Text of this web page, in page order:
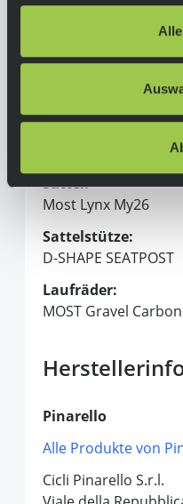
JAGUAR XA GR TICR
TIGER ALU AERO
Sattel:
Most Lynx My26
Sattelstütze:
D-SHAPE SEATPOST
Laufräder:
MOST Gravel
Pinarello
Alle Produkte von
Cicli Pinarello S.r.l.